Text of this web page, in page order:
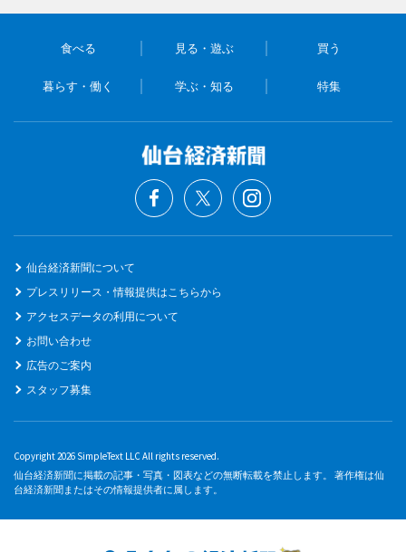
食べる 見る・遊ぶ 買う
暮らす・働く 学ぶ・知る 特集
仙台経済新聞について
プレスリリース・情報提供はこちらから
アクセスデータの利用について
お問い合わせ
広告のご案内
スタッフ募集
Copyright 2026 SimpleText LLC All rights reserved.
仙台経済新聞に掲載の記事・写真・図表などの無断転載を禁止します。 著作権は仙
台経済新聞またはその情報提供者に属します。